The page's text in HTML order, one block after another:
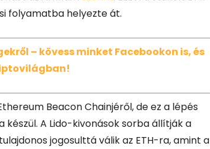
folyamatba helyezte át.
– kövess minket Facebookon is, és
Beacon Chainjéről, de ez a lépés
A Lido-kivonások sorba állítják a
jogosulttá válik az ETH-ra, amint a